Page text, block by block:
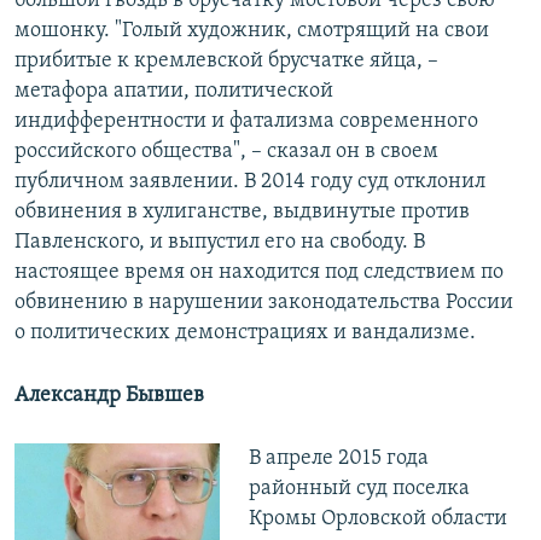
мошонку. "Голый художник, смотрящий на свои
прибитые к кремлевской брусчатке яйца, –
метафора апатии, политической
индифферентности и фатализма современного
российского общества", – сказал он в своем
публичном заявлении. В 2014 году суд отклонил
обвинения в хулиганстве, выдвинутые против
Павленского, и выпустил его на свободу. В
настоящее время он находится под следствием по
обвинению в нарушении законодательства России
о политических демонстрациях и вандализме.
Александр Бывшев
В апреле 2015 года
районный суд поселка
Кромы Орловской области